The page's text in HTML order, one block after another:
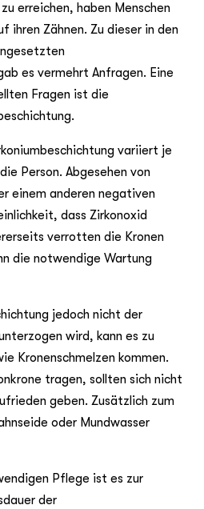
erreichen, haben Menschen
ihren Zähnen. Zu dieser in den
es vermehrt Anfragen. Eine
Fragen ist die
variiert je
Person. Abgesehen von
einem anderen negativen
dass Zirkonoxid
verrotten die Kronen
die notwendige Wartung
jedoch nicht der
wird, kann es zu
Kronenschmelzen kommen.
tragen, sollten sich nicht
geben. Zusätzlich zum
oder Mundwasser
Pflege ist es zur
der